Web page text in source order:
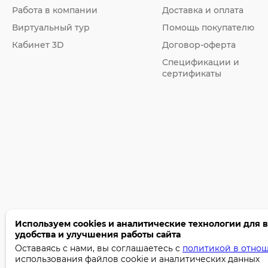
Работа в компании
Виртуальный тур
Кабинет 3D
Доставка и оплата
Помощь покупателю
Договор-оферта
Спецификации и
сертификаты
©2005-2026 Бумага-С. Все права защищены.
Политика конфиденциальности
Используем cookies и аналитические технологии для
удобства и улучшения работы сайта
Оставаясь с нами, вы соглашаетесь с политикой в
использования файлов cookie и аналитических данных